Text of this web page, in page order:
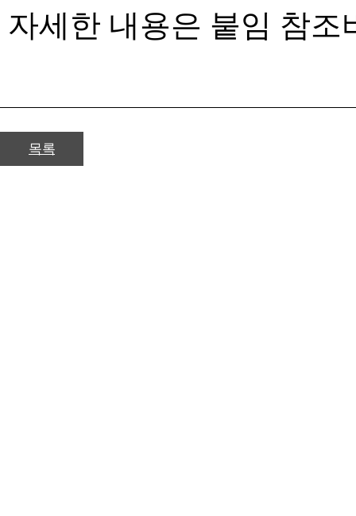
자세한 내용은 붙임 참조
목록